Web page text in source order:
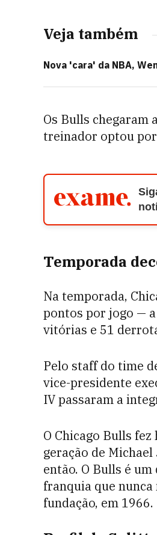
Veja também
Nova 'cara' da NBA,
Os Bulls chegaram
treinador optou
Temporada
Na temporada,
pontos por jogo — a
vitórias e 51
Pelo staff do time
vice-presidente
IV passaram a
O Chicago Bulls
geração de
então. O Bulls é
franquia que
fundação, em 1966.